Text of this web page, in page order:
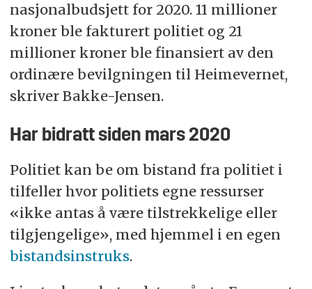
nasjonalbudsjett for 2020. 11 millioner
kroner ble fakturert politiet og 21
millioner kroner ble finansiert av den
ordinære bevilgningen til Heimevernet,
skriver Bakke-Jensen.
Har bidratt siden mars 2020
Politiet kan be om bistand fra politiet i
tilfeller hvor politiets egne ressurser
«ikke antas å være tilstrekkelige eller
tilgjengelige», med hjemmel i en egen
bistandsinstruks.